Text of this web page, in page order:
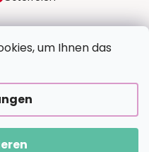
um Ihnen das
. Alle Rechte vorbehalten.